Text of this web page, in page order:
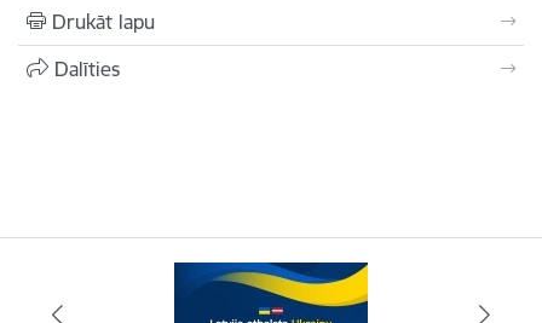
Drukāt lapu
Dalīties